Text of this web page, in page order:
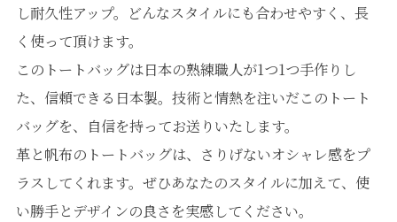
し耐久性アップ。どんなスタイルにも合わせやすく、長
く使って頂けます。
このトートバッグは日本の熟練職人が1つ1つ手作りし
た、信頼できる日本製。技術と情熱を注いだこのトート
バッグを、自信を持ってお送りいたします。
革と帆布のトートバッグは、さりげないオシャレ感をプ
ラスしてくれます。ぜひあなたのスタイルに加えて、使
い勝手とデザインの良さを実感してください。